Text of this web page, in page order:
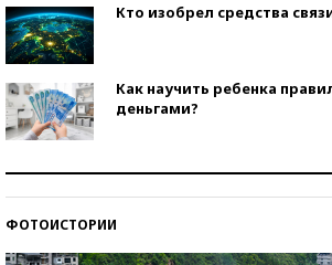
Кто изобрел средства
Как научить ребенка
деньгами?
ФОТОИСТОРИИ